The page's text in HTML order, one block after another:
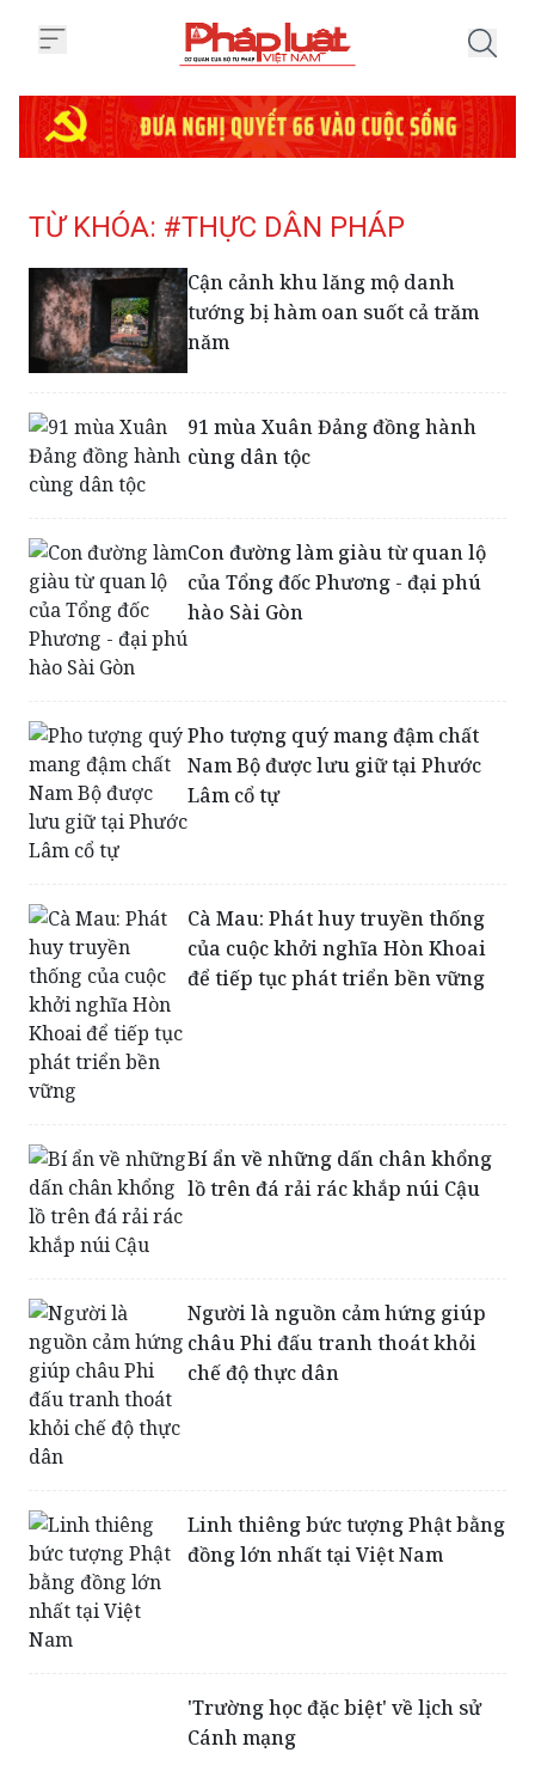
TỪ KHÓA: #THỰC DÂN PHÁP
Cận cảnh khu lăng mộ danh
tướng bị hàm oan suốt cả trăm
năm
91 mùa Xuân Đảng đồng hành
cùng dân tộc
Con đường làm giàu từ quan lộ
của Tổng đốc Phương - đại phú
hào Sài Gòn
Pho tượng quý mang đậm chất
Nam Bộ được lưu giữ tại Phước
Lâm cổ tự
Cà Mau: Phát huy truyền thống
của cuộc khởi nghĩa Hòn Khoai
để tiếp tục phát triển bền vững
Bí ẩn về những dấn chân khổng
lồ trên đá rải rác khắp núi Cậu
Người là nguồn cảm hứng giúp
châu Phi đấu tranh thoát khỏi
chế độ thực dân
Linh thiêng bức tượng Phật bằng
đồng lớn nhất tại Việt Nam
'Trường học đặc biệt' về lịch sử
Cánh mạng